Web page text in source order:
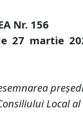
Nr. 156
27 martie 20
Local